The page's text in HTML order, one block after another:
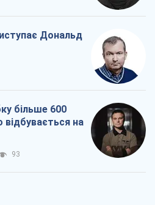
Дональд
більше 600
відбувається на
93